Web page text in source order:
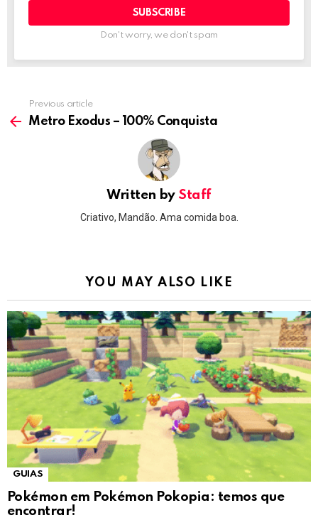
Don't worry, we don't spam
more
Previous article
Metro Exodus – 100% Conquista
Written by Staff
Criativo, Mandão. Ama comida boa.
YOU MAY ALSO LIKE
GUIAS
Pokémon em Pokémon Pokopia: temos que
encontrar!